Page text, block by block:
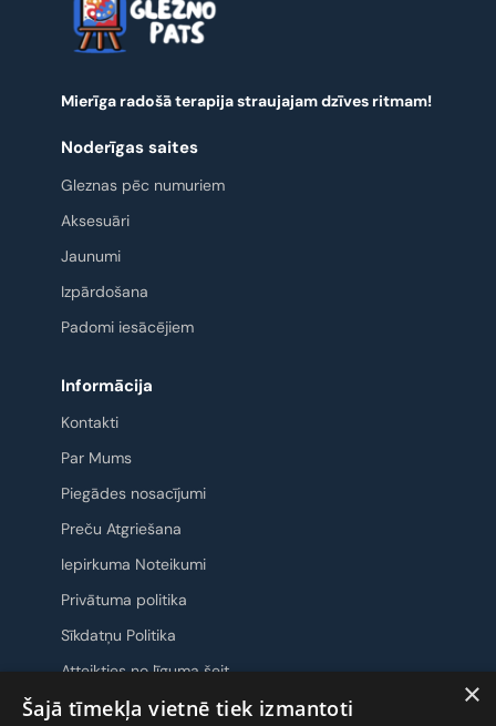
Mierīga radošā terapija straujajam dzīves ritmam!
Noderīgas saites
Gleznas pēc numuriem
Aksesuāri
Jaunumi
Izpārdošana
Padomi iesācējiem
Informācija
Kontakti
Par Mums
Piegādes nosacījumi
Preču Atgriešana
Iepirkuma Noteikumi
Privātuma politika
Sīkdatņu Politika
Atteikties no līguma šeit
×
Šajā tīmekļa vietnē tiek izmantoti